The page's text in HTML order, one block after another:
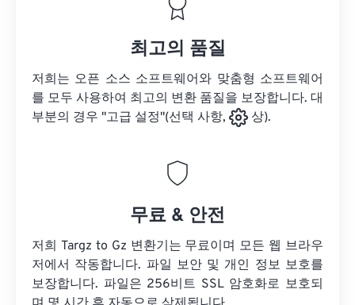
최고의 품질
저희는 오픈 소스 소프트웨어와 맞춤형 소프트웨어
를 모두 사용하여 최고의 변환 품질을 보장합니다. 대
부분의 경우 "고급 설정"(선택 사항,
상).
무료 & 안전
저희 Targz to Gz 변환기는 무료이며 모든 웹 브라우
저에서 작동합니다. 파일 보안 및 개인 정보 보호를
보장합니다. 파일은 256비트 SSL 암호화로 보호되